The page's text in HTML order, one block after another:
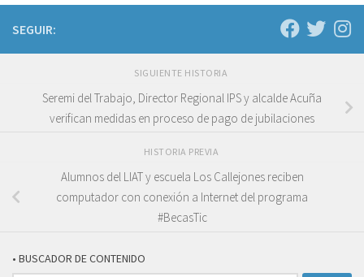
SEGUIR:
SIGUIENTE HISTORIA
Seremi del Trabajo, Director Regional IPS y alcalde Acuña
verifican medidas en proceso de pago de jubilaciones
HISTORIA PREVIA
Alumnos del LIAT y escuela Los Callejones reciben
computador con conexión a Internet del programa
#BecasTic
• BUSCADOR DE CONTENIDO